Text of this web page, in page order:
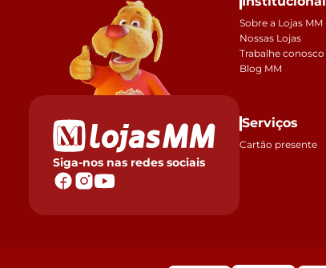
Siga-nos nas redes sociais
Sobre a Lojas MM
Nossas Lojas
Trabalhe conosco
Blog MM
Serviços
Cartão presente